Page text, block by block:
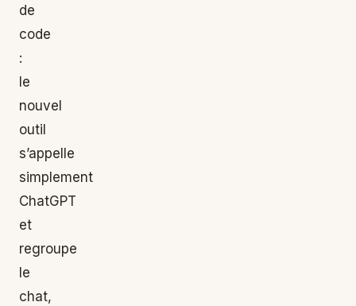
de
code
:
le
nouvel
outil
s’appelle
simplement
ChatGPT
et
regroupe
le
chat,